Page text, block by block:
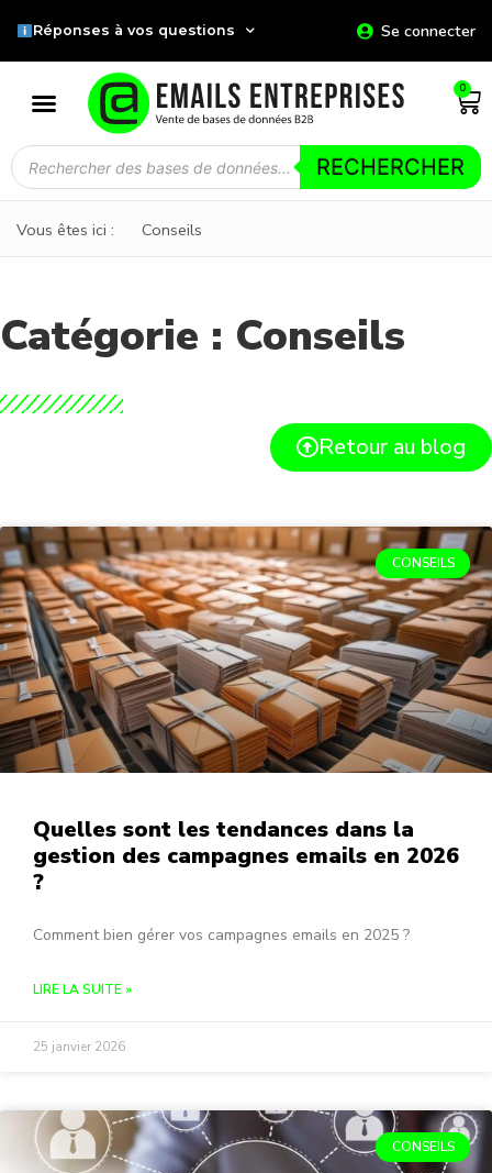
Réponses à vos questions Se connecter
0
RECHERCHER
Vous êtes ici : Conseils
Catégorie : Conseils
Retour au blog
CONSEILS
Quelles sont les tendances dans la
gestion des campagnes emails en 2026
?
Comment bien gérer vos campagnes emails en 2025 ?
LIRE LA SUITE »
25 janvier 2026
CONSEILS